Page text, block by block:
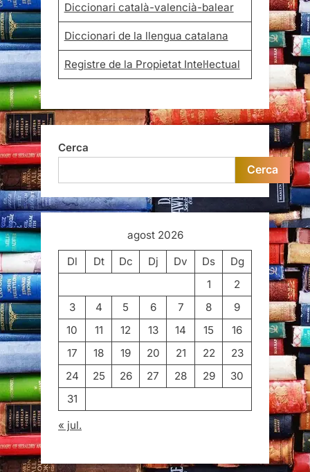
Diccionari català-valencià-balear
Diccionari de la llengua catalana
Registre de la Propietat Intel·lectual
Cerca
Cerca
agost 2026
Dl
Dt Dc Dj Dv Ds
Dg
1
2
3
4 5 6 7 8
9
10
11 12 13 14 15
16
17
18 19 20 21 22
23
24
25 26 27 28 29
30
31
« jul.